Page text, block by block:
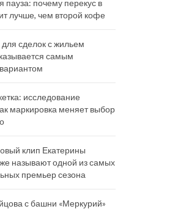
пауза: почему перекус в
лучше, чем второй кофе
сделок с жильем
самым
исследование
маркировка меняет выбор
клип Екатерины
называют одной из самых
премьер сезона
с башни «Меркурий»